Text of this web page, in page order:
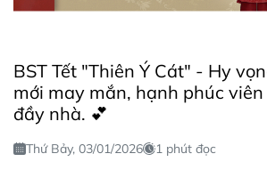
BST Tết "Thiên Ý Cát" - Hy
mới may mắn, hạnh phúc
đầy nhà. 💕
Thứ Bảy, 03/01/2026
1 phút đọc